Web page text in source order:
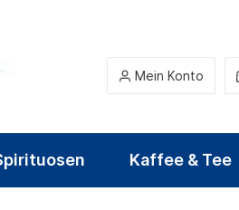
Mein Konto
Kaffee & Tee